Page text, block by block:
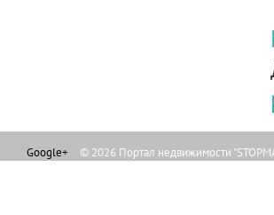
Google+ © 2026 Портал недвижимости